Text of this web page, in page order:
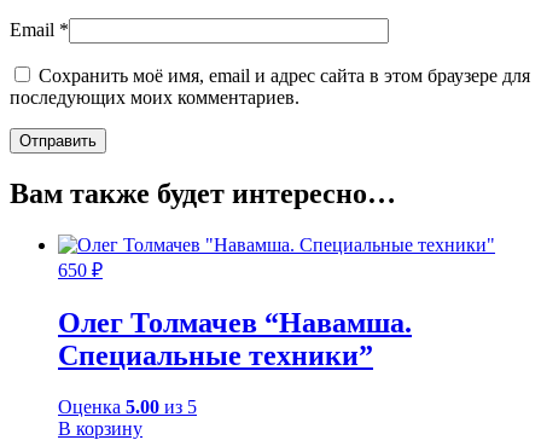
Email *
Сохранить моё имя, email и адрес сайта в этом браузере для
последующих моих комментариев.
Вам также будет интересно…
650 ₽
Олег Толмачев “Навамша.
Специальные техники”
Оценка 5.00 из 5
В корзину